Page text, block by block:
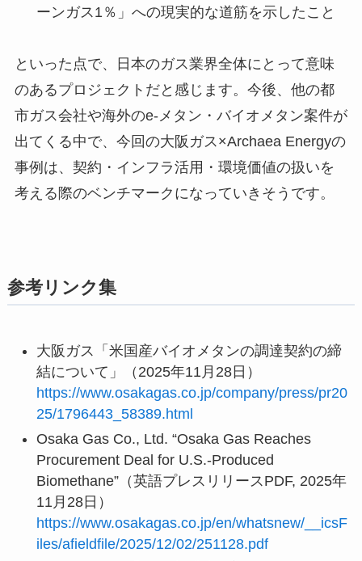
ーンガス1％」への現実的な道筋を示したこと
といった点で、日本のガス業界全体にとって意味
のあるプロジェクトだと感じます。今後、他の都
市ガス会社や海外のe-メタン・バイオメタン案件が
出てくる中で、今回の大阪ガス×Archaea Energyの
事例は、契約・インフラ活用・環境価値の扱いを
考える際のベンチマークになっていきそうです。
参考リンク集
大阪ガス「米国産バイオメタンの調達契約の締
結について」（2025年11月28日）
https://www.osakagas.co.jp/company/press/pr20
25/1796443_58389.html
Osaka Gas Co., Ltd. “Osaka Gas Reaches
Procurement Deal for U.S.-Produced
Biomethane”（英語プレスリリースPDF, 2025年
11月28日）
https://www.osakagas.co.jp/en/whatsnew/__icsF
iles/afieldfile/2025/12/02/251128.pdf